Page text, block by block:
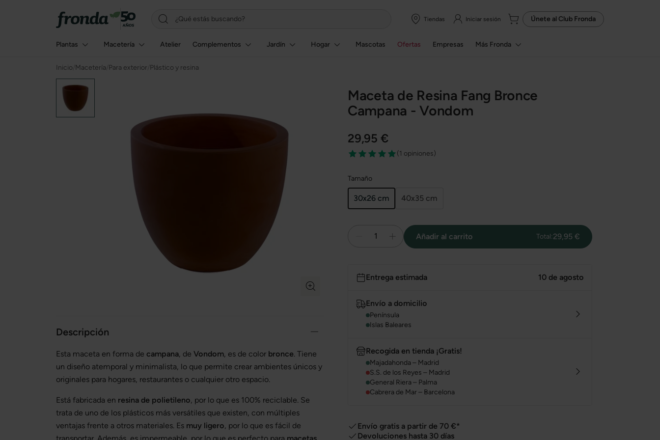
Tiendas Iniciar sesión Únete al Club Fronda
Plantas Macetería Atelier Complementos Jardín Hogar Mascotas Ofertas Empresas Más Fronda
Inicio Macetería Para exterior Plástico y resina
Maceta de Resina Fang Bronce
Campana - Vondom
29,95 €
(1 opiniones)
Tamaño
30x26 cm 40x35 cm
1 Añadir al carrito Total:29,95 €
Entrega estimada 10 de agosto
Envío a domicilio
Península
Islas Baleares
Recogida en tienda ¡Gratis!
Majadahonda – Madrid
S.S. de los Reyes – Madrid
General Riera – Palma
Cabrera de Mar – Barcelona
Envío gratis a partir de 70 €*
Devoluciones hasta 30 días
Descripción
Esta maceta en forma de campana, de Vondom, es de color bronce. Tiene
un diseño atemporal y minimalista, lo que permite crear ambientes únicos y
originales para hogares, restaurantes o cualquier otro espacio.
Está fabricada en resina de polietileno, por lo que es 100% reciclable. Se
trata de uno de los plásticos más versátiles que existen, con múltiples
ventajas frente a otros materiales. Es muy ligero, por lo que es fácil de